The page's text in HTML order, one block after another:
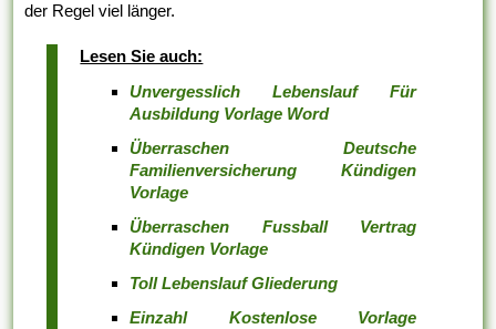
der Regel viel länger.
Lesen Sie auch:
Unvergesslich Lebenslauf Für
Ausbildung Vorlage Word
Überraschen Deutsche
Familienversicherung Kündigen
Vorlage
Überraschen Fussball Vertrag
Kündigen Vorlage
Toll Lebenslauf Gliederung
Einzahl Kostenlose Vorlage